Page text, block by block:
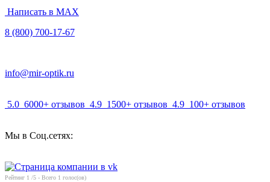
Написать в MAX
8 (800) 700-17-67
info@mir-optik.ru
5.0 6000+ отзывов 4.9 1500+ отзывов 4.9 100+ отзывов
Мы в Соц.сетях:
Рейтинг 1 /5 - Всего 1 голос(ов)